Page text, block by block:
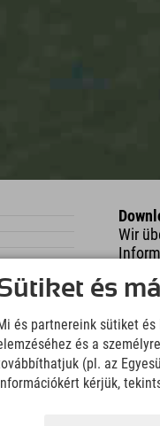
Wir
és
és partnereink sütiket
és a
(pl. az
kérjük,